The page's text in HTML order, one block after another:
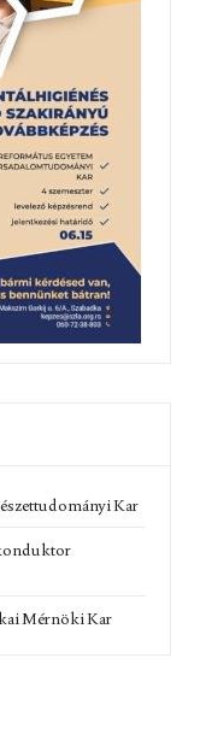
Kar
Mérnöki Kar